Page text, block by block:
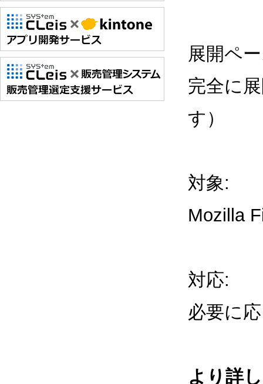
展開ペ
完全に
す）
対象:
Mozilla
対応:
必要に
より詳